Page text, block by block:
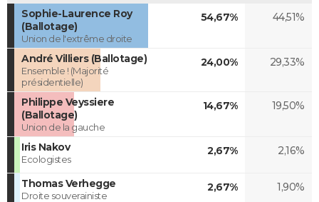
Sophie-Laurence Roy
(Ballotage)
Union de l'extrême droite
54,67% 44,51%
André Villiers (Ballotage)
Ensemble ! (Majorité
présidentielle)
24,00% 29,33%
Philippe Veyssiere
(Ballotage)
Union de la gauche
14,67% 19,50%
Iris Nakov
Ecologistes
2,67% 2,16%
Thomas Verhegge
Droite souverainiste
2,67% 1,90%